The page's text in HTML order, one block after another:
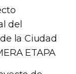
del
la Ciudad
ETAPA